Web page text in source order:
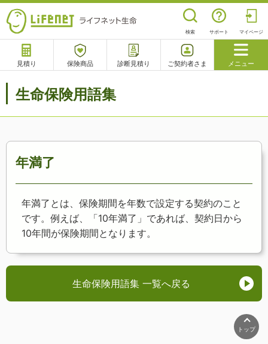
検索 サポート マイページ
見積り 保険商品 診断見積り ご契約者さま メニュー
サポート
生命保険用語集
年満了
年満了とは、保険期間を年数で設定する契約のこと
です。例えば、「10年満了」であれば、契約日から
10年間が保険期間となります。
生命保険用語集 一覧へ戻る
トップ